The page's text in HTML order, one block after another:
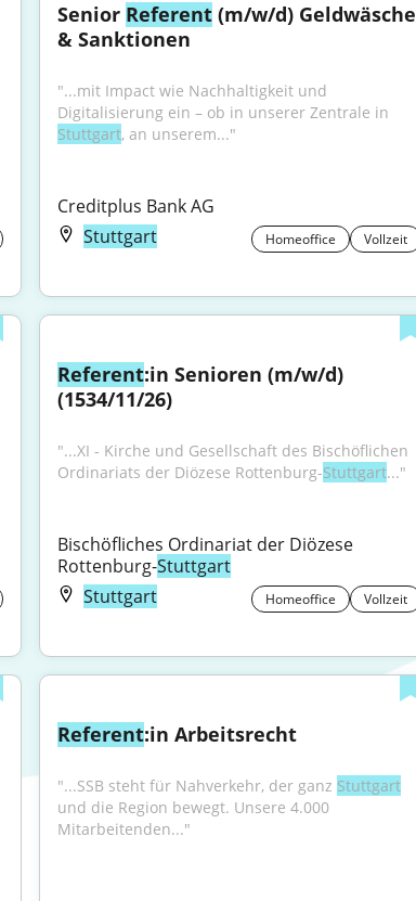
Senior Referent (m/w/d) Geldwäsche
& Sanktionen
"...mit Impact wie Nachhaltigkeit und
Stuttgart, an unserem..."
Creditplus Bank AG
Stuttgart
Homeoffice Vollzeit
Referent:in Senioren (m/w/d)
(1534/11/26)
"...XI - Kirche und Gesellschaft des Bischöflichen
Ordinariats der Diözese Rottenburg-Stuttgart..."
Bischöfliches Ordinariat der Diözese
Rottenburg-Stuttgart
Stuttgart
Homeoffice Vollzeit
Referent:in Arbeitsrecht
"...SSB steht für Nahverkehr, der ganz Stuttgart
und die Region bewegt. Unsere 4.000
Mitarbeitenden..."